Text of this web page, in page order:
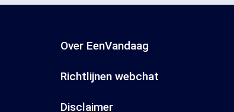
Over EenVandaag
Richtlijnen webchat
Disclaimer